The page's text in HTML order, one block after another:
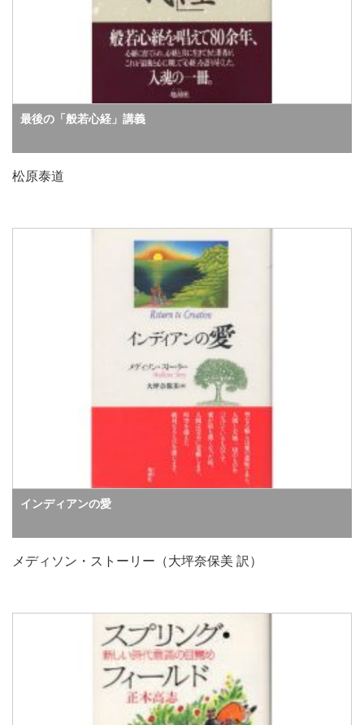
最後の「般若心経」講義
松原泰道
インディアンの愛
メディソン・ストーリー（大坪奈保美 訳）